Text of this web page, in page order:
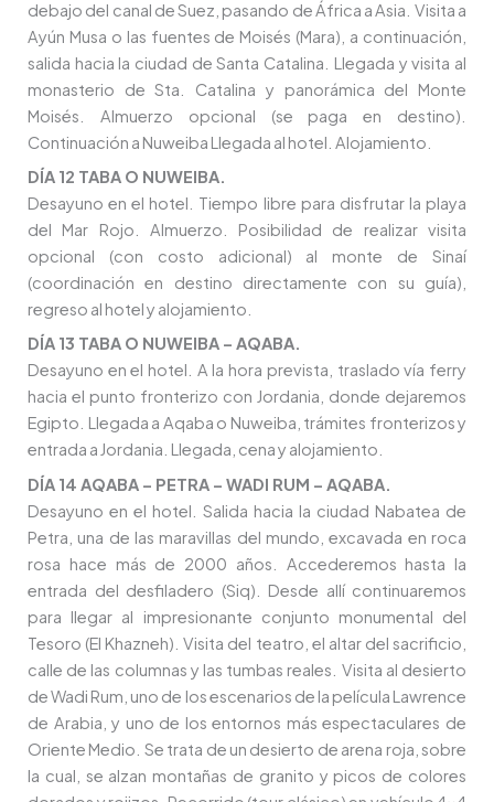
debajo del canal de Suez, pasando de África a Asia. Visita a
Ayún Musa o las fuentes de Moisés (Mara), a continuación,
salida hacia la ciudad de Santa Catalina. Llegada y visita al
monasterio de Sta. Catalina y panorámica del Monte
Moisés. Almuerzo opcional (se paga en destino).
Continuación a Nuweiba Llegada al hotel. Alojamiento.
DÍA 12 TABA O NUWEIBA.
Desayuno en el hotel. Tiempo libre para disfrutar la playa
del Mar Rojo. Almuerzo. Posibilidad de realizar visita
opcional (con costo adicional) al monte de Sinaí
(coordinación en destino directamente con su guía),
regreso al hotel y alojamiento.
DÍA 13 TABA O NUWEIBA – AQABA.
Desayuno en el hotel. A la hora prevista, traslado vía ferry
hacia el punto fronterizo con Jordania, donde dejaremos
Egipto. Llegada a Aqaba o Nuweiba, trámites fronterizos y
entrada a Jordania. Llegada, cena y alojamiento.
DÍA 14 AQABA – PETRA – WADI RUM – AQABA.
Desayuno en el hotel. Salida hacia la ciudad Nabatea de
Petra, una de las maravillas del mundo, excavada en roca
rosa hace más de 2000 años. Accederemos hasta la
entrada del desfiladero (Siq). Desde allí continuaremos
para llegar al impresionante conjunto monumental del
Tesoro (El Khazneh). Visita del teatro, el altar del sacrificio,
calle de las columnas y las tumbas reales. Visita al desierto
de Wadi Rum, uno de los escenarios de la película Lawrence
de Arabia, y uno de los entornos más espectaculares de
Oriente Medio. Se trata de un desierto de arena roja, sobre
la cual, se alzan montañas de granito y picos de colores